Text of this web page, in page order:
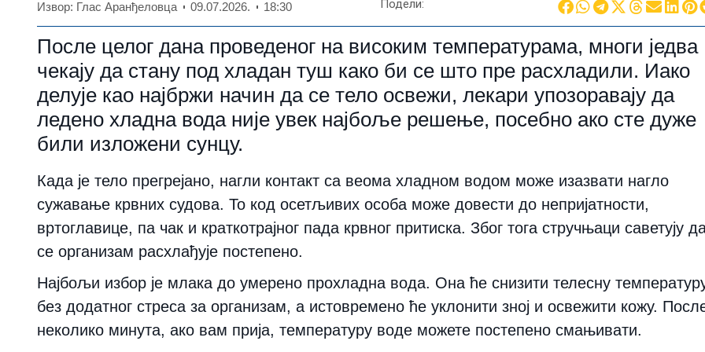
Извор: Глас Аранђеловца 09.07.2026. 18:30 Подели:
После целог дана проведеног на високим температурама, многи једва
чекају да стану под хладан туш како би се што пре расхладили. Иако
делује као најбржи начин да се тело освежи, лекари упозоравају да
ледено хладна вода није увек најбоље решење, посебно ако сте дуже
били изложени сунцу.
Када је тело прегрејано, нагли контакт са веома хладном водом може изазвати нагло
сужавање крвних судова. То код осетљивих особа може довести до непријатности,
вртоглавице, па чак и краткотрајног пада крвног притиска. Због тога стручњаци саветују
се организам расхлађује постепено.
Најбољи избор је млака до умерено прохладна вода. Она ће снизити телесну
без додатног стреса за организам, а истовремено ће уклонити зној и освежити кожу.
неколико минута, ако вам прија, температуру воде можете постепено смањивати.